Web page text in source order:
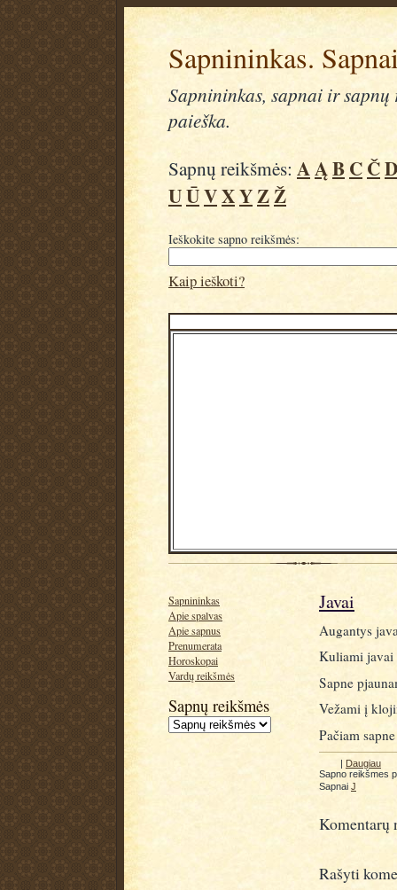
Sapnininkas.
Sapnininkas, sapnai ir
paieška.
Sapnų reikšmės: AĄBCČD
UŪVXYZŽ
Ieškokite sapno reikšmės:
Kaip ieškoti?
Sapnininkas
Apie spalvas
Apie sapnus
Prenumerata
Horoskopai
Vardų reikšmės
Sapnų reikšmės
Javai
Augantys
Kuliami javai
Sapne
Vežami į
Pačiam
Daugiau
Sapno reikšmes
Sapnai J
Komentarų
Rašyti